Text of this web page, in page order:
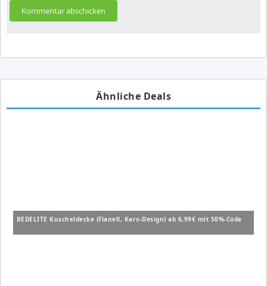
Ähnliche Deals
BEDELITE Kuscheldecke (Flanell, Karo-Design) ab 6,99€ mit 50%-Code